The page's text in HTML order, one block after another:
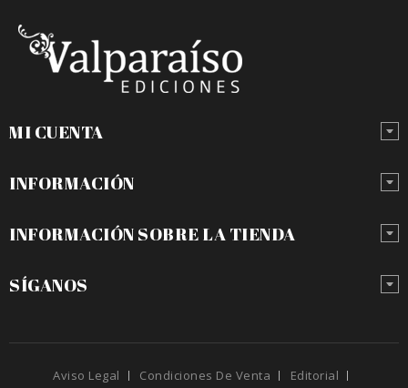
MI CUENTA
INFORMACIÓN
INFORMACIÓN SOBRE LA TIENDA
SÍGANOS
Aviso Legal Condiciones De Venta Editorial